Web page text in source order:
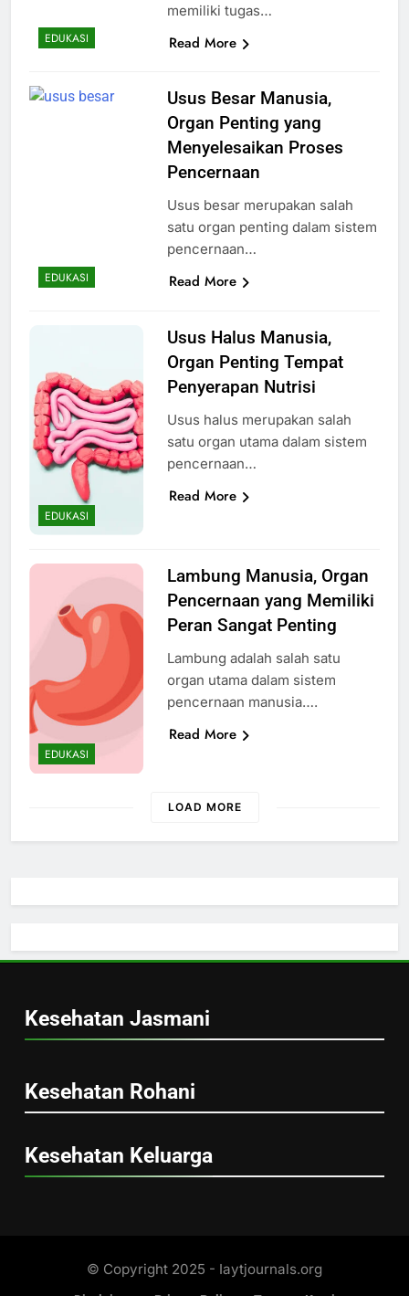
EDUKASI
memiliki tugas…
Read More
EDUKASI
Usus Besar Manusia,
Organ Penting yang
Menyelesaikan Proses
Pencernaan
Usus besar merupakan salah
satu organ penting dalam sistem
pencernaan…
Read More
EDUKASI
Usus Halus Manusia,
Organ Penting Tempat
Penyerapan Nutrisi
Usus halus merupakan salah
satu organ utama dalam sistem
pencernaan…
Read More
EDUKASI
Lambung Manusia, Organ
Pencernaan yang Memiliki
Peran Sangat Penting
Lambung adalah salah satu
organ utama dalam sistem
pencernaan manusia….
Read More
LOAD MORE
Kesehatan Jasmani
Kesehatan Rohani
Kesehatan Keluarga
© Copyright 2025 - Iaytjournals.org